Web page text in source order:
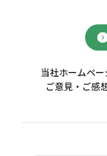
当社ホームペ
ご意見・ご感